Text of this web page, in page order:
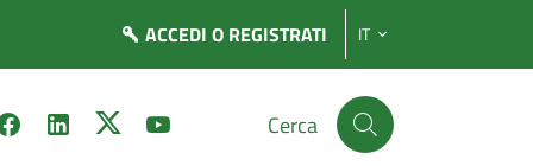
ACCEDI O REGISTRATI IT
Cerca